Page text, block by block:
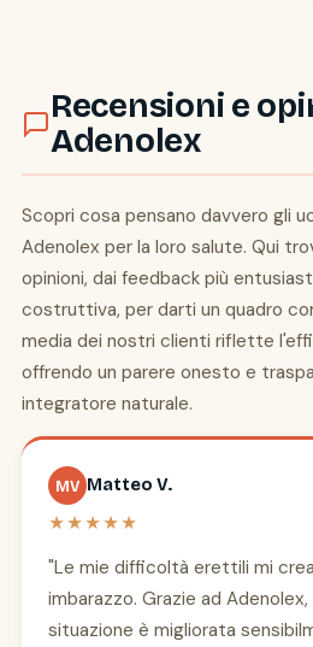
Recensioni e
Adenolex
Scopri cosa pensano davvero gli
Adenolex per la loro salute. Qui
opinioni, dai feedback più
costruttiva, per darti un quadro
media dei nostri clienti riflette
offrendo un parere onesto e
integratore naturale.
MV Matteo V.
★★★★★
"Le mie difficoltà erettili mi
imbarazzo. Grazie ad
situazione è migliorata